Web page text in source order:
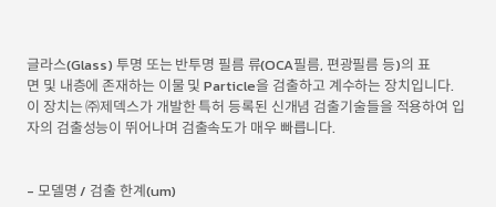
글라스(Glass) 투명 또는 반투명 필름 류(OCA필름, 편광필름 등)의 표
면 및 내층에 존재하는 이물 및 Particle을 검출하고 계수하는 장치입니다.
이 장치는 ㈜제덱스가 개발한 특허 등록된 신개념 검출기술들을 적용하여 입
자의 검출성능이 뛰어나며 검출속도가 매우 빠릅니다.
- 모델명 / 검출 한계(um)